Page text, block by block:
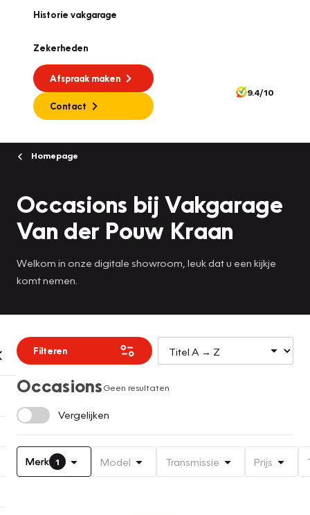
Historie vakgarage
Zekerheden
Afspraak maken
Contact
9.4/10
Homepage
Occasions bij Vakgarage
Van der Pouw Kraan
Welkom in onze digitale showroom, leuk dat u een kijkje
komt nemen.
Filteren
OccasionsGeen resultaten
Vergelijken
Merk 1 Model Transmissie Prijs